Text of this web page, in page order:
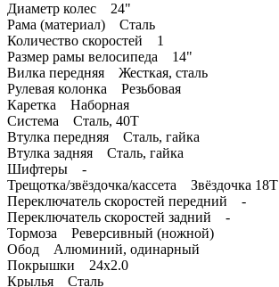
Диаметр колес 24"
Рама (материал) Сталь
Количество скоростей 1
Размер рамы велосипеда 14"
Вилка передняя Жесткая, сталь
Рулевая колонка Резьбовая
Каретка Наборная
Система Сталь, 40T
Втулка передняя Сталь, гайка
Втулка задняя Сталь, гайка
Шифтеры -
Трещотка/звёздочка/кассета Звёздочка 18Т
Переключатель скоростей передний -
Переключатель скоростей задний -
Тормоза Реверсивный (ножной)
Обод Алюминий, одинарный
Покрышки 24x2.0
Крылья Сталь